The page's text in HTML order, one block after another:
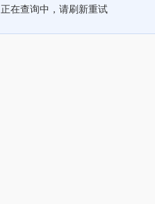
正在查询中，请刷新重试